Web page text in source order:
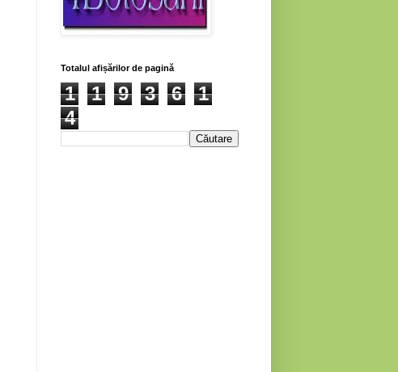
Totalul afișărilor de pagină
1 1 9 3 6
1
4